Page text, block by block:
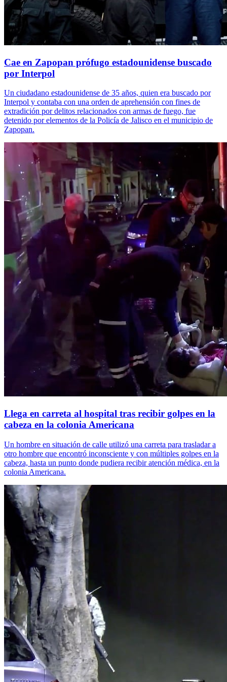
Cae en Zapopan prófugo estadounidense buscado
por Interpol
Un ciudadano estadounidense de 35 años, quien era buscado por
Interpol y contaba con una orden de aprehensión con fines de
extradición por delitos relacionados con armas de fuego, fue
detenido por elementos de la Policía de Jalisco en el municipio de
Zapopan.
Llega en carreta al hospital tras recibir golpes en la
cabeza en la colonia Americana
Un hombre en situación de calle utilizó una carreta para trasladar a
otro hombre que encontró inconsciente y con múltiples golpes en la
cabeza, hasta un punto donde pudiera recibir atención médica, en la
colonia Americana.